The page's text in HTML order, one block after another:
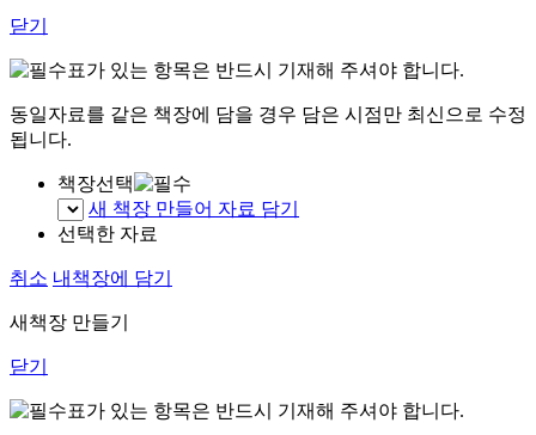
닫기
표가 있는 항목은 반드시 기재해 주셔야 합니다.
동일자료를 같은 책장에 담을 경우 담은 시점만 최신으로 수정
됩니다.
책장선택
새 책장 만들어 자료 담기
선택한 자료
취소 내책장에 담기
새책장 만들기
닫기
표가 있는 항목은 반드시 기재해 주셔야 합니다.